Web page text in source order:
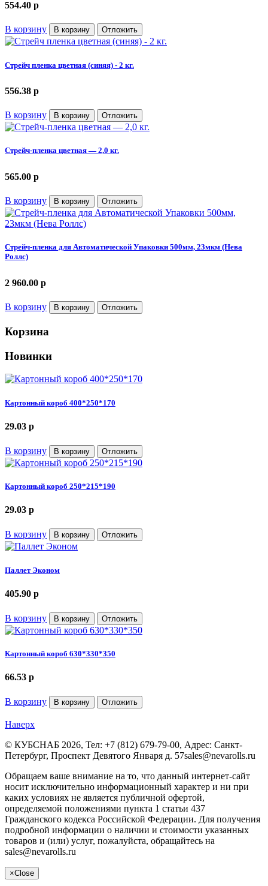
554.40 p
В корзину В корзину Отложить
Стрейч пленка цветная (синяя) - 2 кг.
556.38 p
В корзину В корзину Отложить
Стрейч-пленка цветная — 2,0 кг.
565.00 p
В корзину В корзину Отложить
Стрейч-пленка для Автоматической Упаковки 500мм, 23мкм (Нева
Роллс)
2 960.00 p
В корзину В корзину Отложить
Корзина
Новинки
Картонный короб 400*250*170
29.03 p
В корзину В корзину Отложить
Картонный короб 250*215*190
29.03 p
В корзину В корзину Отложить
Паллет Эконом
405.90 p
В корзину В корзину Отложить
Картонный короб 630*330*350
66.53 p
В корзину В корзину Отложить
Наверх
© КУБСНАБ 2026, Тел: +7 (812) 679-79-00, Адрес: Санкт-
Петербург, Проспект Девятого Января д. 57sales@nevarolls.ru
Обращаем ваше внимание на то, что данный интернет-сайт
носит исключительно информационный характер и ни при
каких условиях не является публичной офертой,
определяемой положениями пункта 1 статьи 437
Гражданского кодекса Российской Федерации. Для получения
подробной информации о наличии и стоимости указанных
товаров и (или) услуг, пожалуйста, обращайтесь на
sales@nevarolls.ru
×Close